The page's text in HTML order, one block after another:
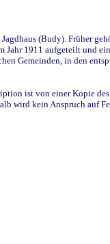
(Budy). Früher
1911 aufgeteilt und
Gemeinden, in den
ist von einer Kopie
wird kein Anspruch auf